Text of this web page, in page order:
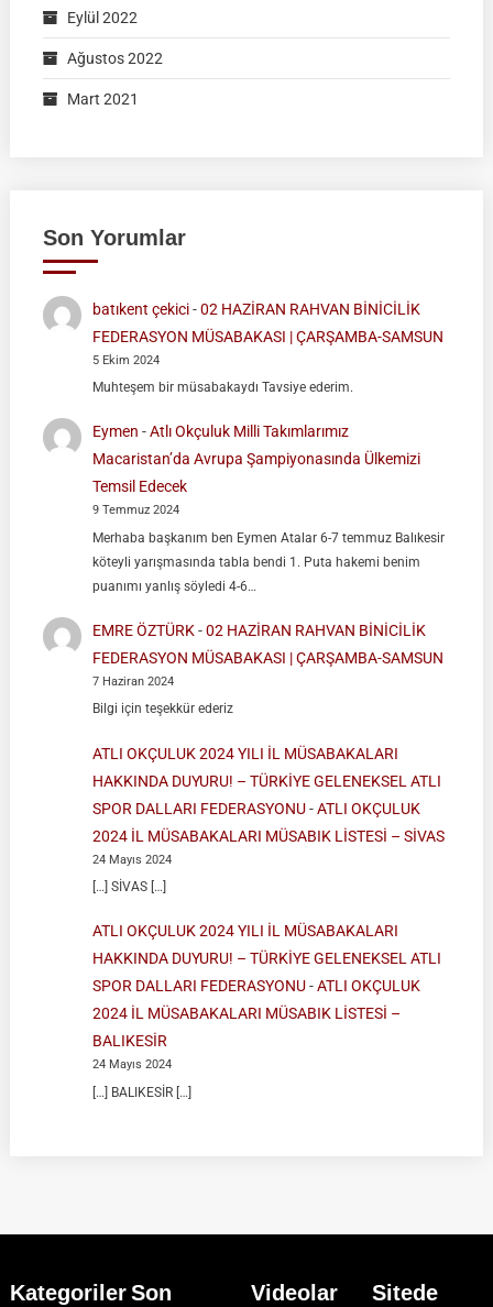
Eylül 2022
Ağustos 2022
Mart 2021
Son Yorumlar
batıkent çekici-02 HAZİRAN RAHVAN BİNİCİLİK
FEDERASYON MÜSABAKASI | ÇARŞAMBA-SAMSUN
5 Ekim 2024
Muhteşem bir müsabakaydı Tavsiye ederim.
Eymen -Atlı Okçuluk Milli Takımlarımız
Macaristan’da Avrupa Şampiyonasında Ülkemizi
Temsil Edecek
9 Temmuz 2024
Merhaba başkanım ben Eymen Atalar 6-7 temmuz Balıkesir
köteyli yarışmasında tabla bendi 1. Puta hakemi benim
puanımı yanlış söyledi 4-6…
EMRE ÖZTÜRK-02 HAZİRAN RAHVAN BİNİCİLİK
FEDERASYON MÜSABAKASI | ÇARŞAMBA-SAMSUN
7 Haziran 2024
Bilgi için teşekkür ederiz
ATLI OKÇULUK 2024 YILI İL MÜSABAKALARI
HAKKINDA DUYURU! – TÜRKİYE GELENEKSEL ATLI
SPOR DALLARI FEDERASYONU-ATLI OKÇULUK
2024 İL MÜSABAKALARI MÜSABIK LİSTESİ – SİVAS
24 Mayıs 2024
[…] SİVAS […]
ATLI OKÇULUK 2024 YILI İL MÜSABAKALARI
HAKKINDA DUYURU! – TÜRKİYE GELENEKSEL ATLI
SPOR DALLARI FEDERASYONU-ATLI OKÇULUK
2024 İL MÜSABAKALARI MÜSABIK LİSTESİ –
BALIKESİR
24 Mayıs 2024
[…] BALIKESİR […]
KategorilerSon
Videolar
Sitede